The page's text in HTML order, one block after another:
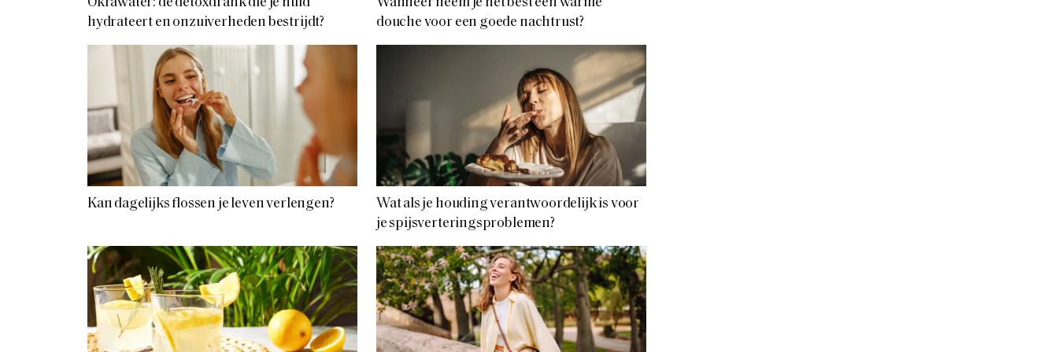
Okrawater: de detoxdrank die je huid
hydrateert en onzuiverheden bestrijdt?
Wanneer neem je het best een warme
douche voor een goede nachtrust?
Kan dagelijks flossen je leven verlengen?
Wat als je houding verantwoordelijk is voor
je spijsverteringsproblemen?